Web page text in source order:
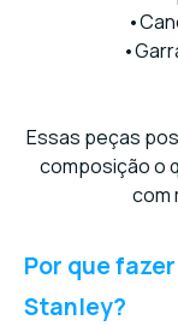
Essas peças
composição o
com
Por que
Stanley?